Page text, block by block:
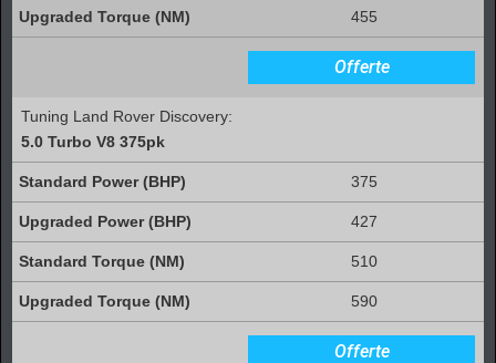
455
Offerte
Tuning Land Rover Discovery:
5.0 Turbo V8 375pk
375
427
510
590
Offerte